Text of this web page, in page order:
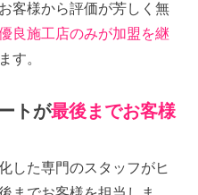
客様から評価が芳しく無
良施工店のみが加盟を継
す。
トが最後までお客様
した専門のスタッフがヒ